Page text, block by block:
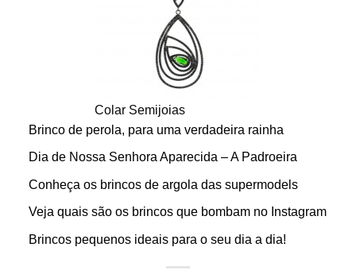
Colar Semijoias
Brinco de perola, para uma verdadeira rainha
Dia de Nossa Senhora Aparecida – A Padroeira
Conheça os brincos de argola das supermodels
Veja quais são os brincos que bombam no Instagram
Brincos pequenos ideais para o seu dia a dia!